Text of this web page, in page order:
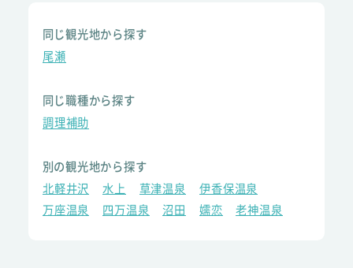
同じ観光地から探す
尾瀬
同じ職種から探す
調理補助
別の観光地から探す
北軽井沢
水上 草津温泉
伊香保温泉
万座温泉
四万温泉 沼田 嬬恋 老神温泉